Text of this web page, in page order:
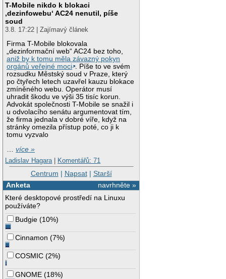
T-Mobile nikdo k blokaci
‚dezinfowebu‘ AC24 nenutil, píše
soud
3.8. 17:22 | Zajímavý článek
Firma T-Mobile blokovala
„dezinformační web“ AC24 bez toho,
aniž by k tomu měla závazný pokyn
orgánů veřejné moci . Píše to ve svém
rozsudku Městský soud v Praze, který
po čtyřech letech uzavřel kauzu blokace
zmíněného webu. Operátor musí
uhradit škodu ve výši 35 tisíc korun.
Advokát společnosti T-Mobile se snažil i
u odvolacího senátu argumentovat tím,
že firma jednala v dobré víře, když na
stránky omezila přístup poté, co ji k
tomu vyzvalo
…více »
Ladislav Hagara | Komentářů: 71
Centrum | Napsat| Starší
navrhněte »
Anketa
Které desktopové prostředí na Linuxu
používáte?
Budgie (10%)
Cinnamon (7%)
COSMIC (2%)
GNOME (18%)